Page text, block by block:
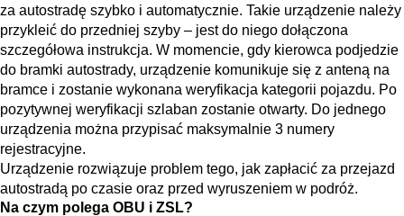
za autostradę szybko i automatycznie. Takie urządzenie należy
przykleić do przedniej szyby – jest do niego dołączona
szczegółowa instrukcja. W momencie, gdy kierowca podjedzie
do bramki autostrady, urządzenie komunikuje się z anteną na
bramce i zostanie wykonana weryfikacja kategorii pojazdu. Po
pozytywnej weryfikacji szlaban zostanie otwarty. Do jednego
urządzenia można przypisać maksymalnie 3 numery
rejestracyjne.
Urządzenie rozwiązuje problem tego, jak zapłacić za przejazd
autostradą po czasie oraz przed wyruszeniem w podróż.
Na czym polega OBU i ZSL?